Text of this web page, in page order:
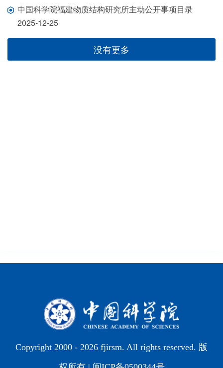
中国科学院福建物质结构研究所主动公开事项目录
2025-12-25
没有更多
Copyright 2000 - 2026 fjirsm. All rights reserved. 版